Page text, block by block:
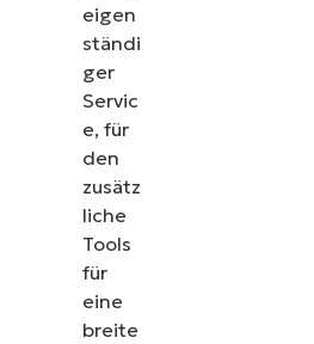
eigen
ständi
ger
Servic
e, für
den
zusätz
liche
Tools
für
eine
breite